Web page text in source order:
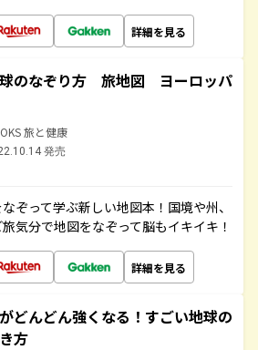
詳細を見る
のなぞり方 旅地図 ヨーロッパ
旅と健康
発売
ぞって学ぶ新しい地図本！国境や州、
気分で地図をなぞって脳もイキイキ！
詳細を見る
どんどん強くなる！すごい地球の
方